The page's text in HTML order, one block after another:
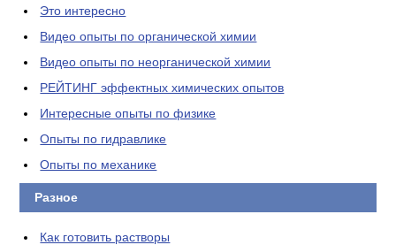
Это интересно
Видео опыты по органической химии
Видео опыты по неорганической химии
РЕЙТИНГ эффектных химических опытов
Интересные опыты по физике
Опыты по гидравлике
Опыты по механике
Разное
Как готовить растворы